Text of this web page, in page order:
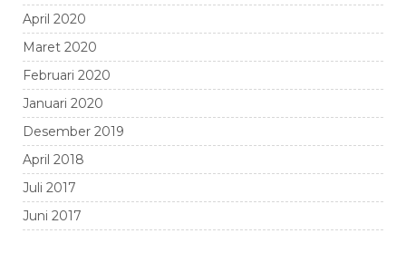
April 2020
Maret 2020
Februari 2020
Januari 2020
Desember 2019
April 2018
Juli 2017
Juni 2017